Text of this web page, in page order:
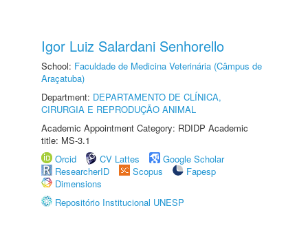
Igor Luiz Salardani Senhorello
School: Faculdade de Medicina Veterinária (Câmpus de
Araçatuba)
Department: DEPARTAMENTO DE CLÍNICA,
CIRURGIA E REPRODUÇÃO ANIMAL
Academic Appointment Category: RDIDP Academic
title: MS-3.1
Orcid
CV Lattes
Google Scholar
ResearcherID
Scopus
Fapesp
Dimensions
Repositório Institucional UNESP